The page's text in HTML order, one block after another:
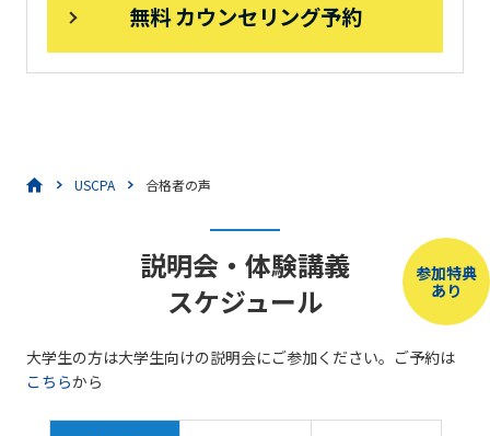
無料 カウンセリング予約
USCPA 合格者の声
参加特典
あり
説明会・体験講義
スケジュール
大学生の方は大学生向けの説明会にご参加ください。ご予約は
こちらから